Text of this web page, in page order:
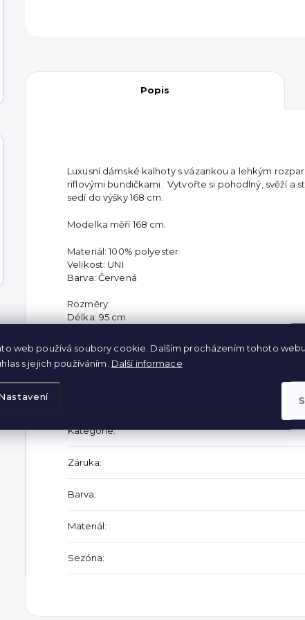
web používá soubory cookie. Dalším procházením tohoto
s jejich používáním. Další informace
Popis
Luxusní dámské kalhoty s vázankou a lehkým
riflovými bundičkami. Vytvořte si pohodlný, svěží a
sedí do výšky 168 cm.
Modelka měří 168 cm.
Materiál: 100% polyester
Velikost: UNI
Barva: Červená
Rozměry:
Délka: 95 cm
Kategorie:
Záruka:
Barva:
Materiál:
Sezóna: